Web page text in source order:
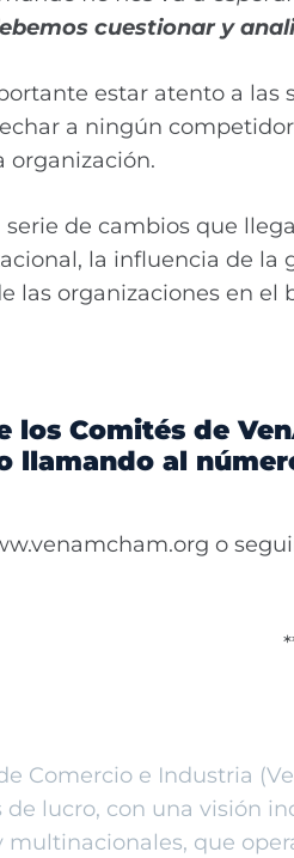
cuestionar y
estar atento a las
a ningún
organización.
de cambios que
la influencia de la
las organizaciones en
los Comités de
llamando al
o
Comercio e Industria
lucro, con una visión
que